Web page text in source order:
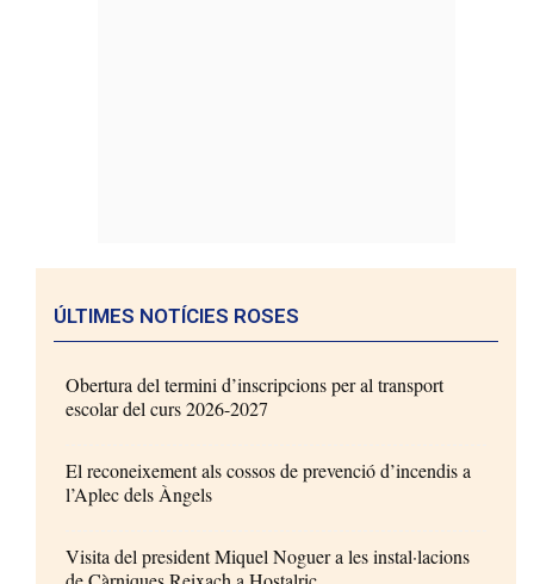
ÚLTIMES NOTÍCIES ROSES
Obertura del termini d’inscripcions per al transport
escolar del curs 2026-2027
El reconeixement als cossos de prevenció d’incendis a
l’Aplec dels Àngels
Visita del president Miquel Noguer a les instal·lacions